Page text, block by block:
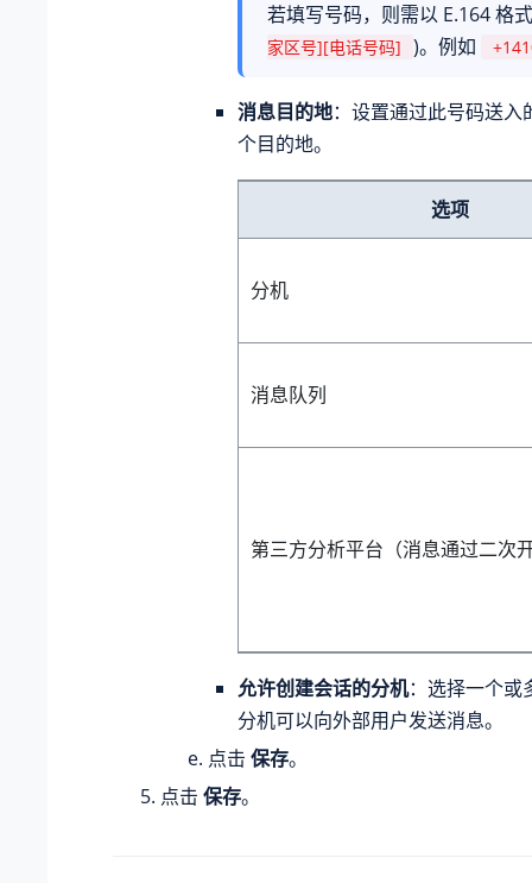
若填写号码，则需以 E.164 格
家区号][电话号码] )。例如
消息目的地：设置通过此号码送入
个目的地。
选项
分机
消息队列
第三方分析平台（消息通过二次
允许创建会话的分机：选择一个或
分机可以向外部用户发送消息。
点击 保存。
点击 保存。